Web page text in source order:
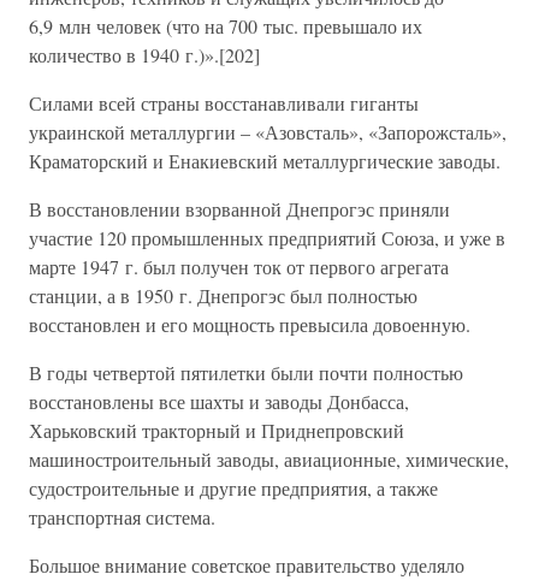
6,9 млн человек (что на 700 тыс. превышало их
количество в 1940 г.)».[202]
Силами всей страны восстанавливали гиганты
украинской металлургии – «Азовсталь», «Запорожсталь»,
Краматорский и Енакиевский металлургические заводы.
В восстановлении взорванной Днепрогэс приняли
участие 120 промышленных предприятий Союза, и уже в
марте 1947 г. был получен ток от первого агрегата
станции, а в 1950 г. Днепрогэс был полностью
восстановлен и его мощность превысила довоенную.
В годы четвертой пятилетки были почти полностью
восстановлены все шахты и заводы Донбасса,
Харьковский тракторный и Приднепровский
машиностроительный заводы, авиационные, химические,
судостроительные и другие предприятия, а также
транспортная система.
Большое внимание советское правительство уделяло